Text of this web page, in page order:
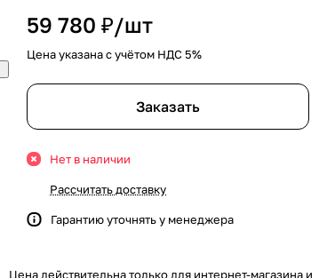
59 780 ₽/шт
Цена указана с учётом НДС 5%
Заказать
Нет в наличии
Рассчитать доставку
Гарантию уточнять у менеджера
Цена действительна только для интернет-магазина и